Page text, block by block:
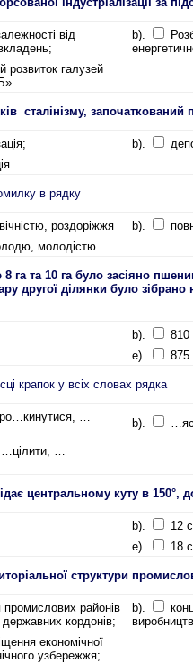
від
b).
розвиток галузей
сталінізму, започаткований
b).
в рядку
роздоріжжя b).
молодістю
га та 10 га було засіяно
другої ділянки було
b).
810
e). 875
крапок у всіх словах рядка
…
b).
…
центральному куту в 150°,
b).
12
e). 18
структури
районів
державних кордонів;
b).
економічної
узбережжя;